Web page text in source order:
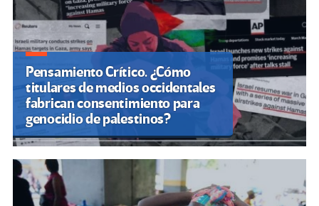
Pensamiento Crítico. ¿Cómo
titulares de medios occidentales
fabrican consentimiento para
genocidio de palestinos?